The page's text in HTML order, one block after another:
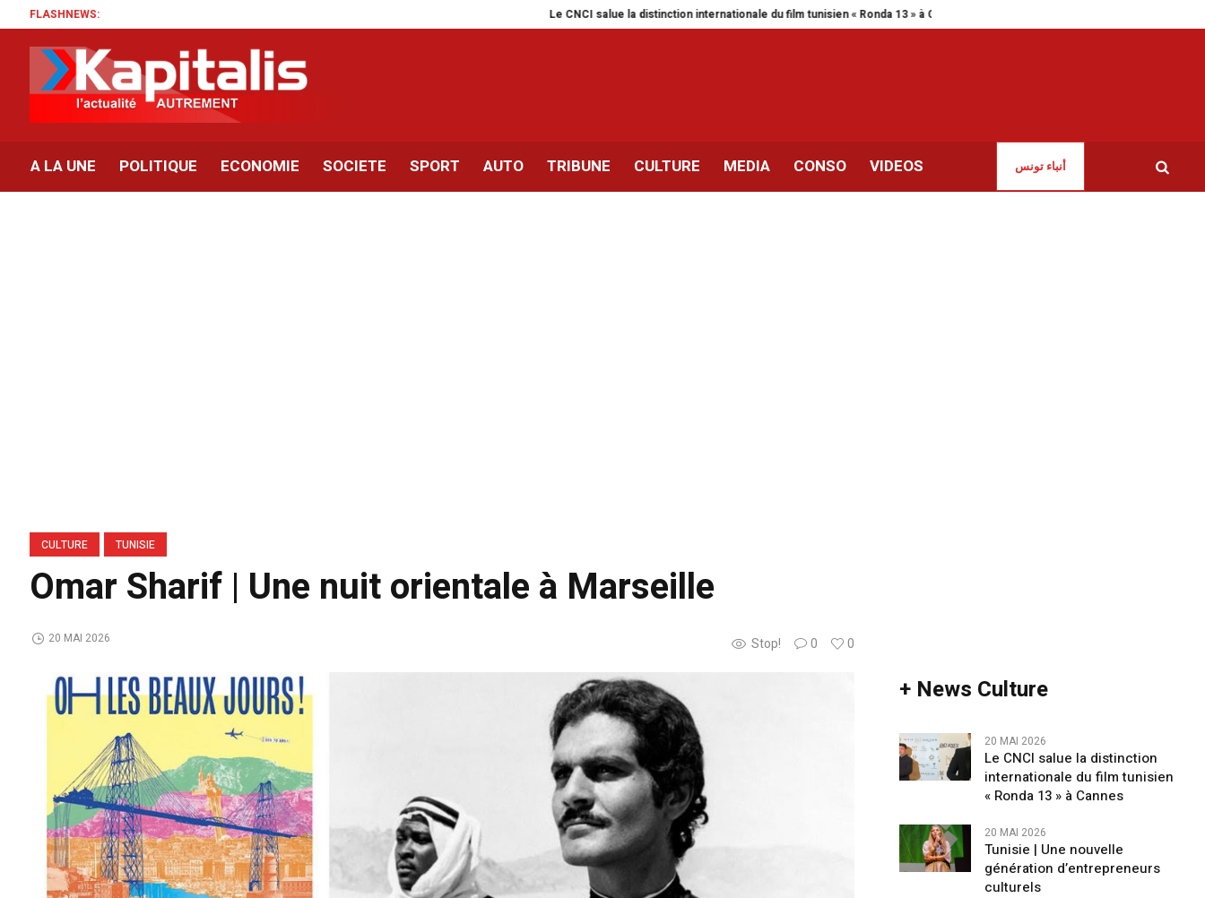
FLASHNEWS: Le CNCI salue la distinction internationale du film tunisien « Ronda 13 » à Cannes Le Cnot dessine une stratégie à long terme pour
A LA UNE POLITIQUE ECONOMIE SOCIETE SPORT AUTO TRIBUNE CULTURE MEDIA CONSO VIDEOS أنباء تونس
CULTURE TUNISIE
Omar Sharif | Une nuit orientale à Marseille
Stop! 0 0
20 MAI 2026
+ News Culture
20 MAI 2026
Le CNCI salue la distinction
internationale du film tunisien
« Ronda 13 » à Cannes
20 MAI 2026
Tunisie | Une nouvelle
génération d’entrepreneurs
culturels